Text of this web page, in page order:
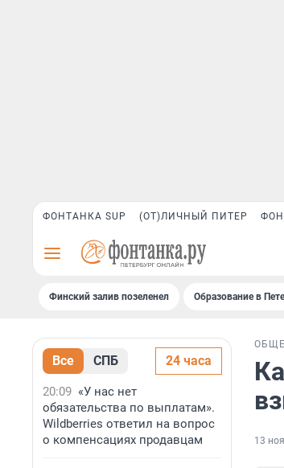
ФОНТАНКА SUP (ОТ)ЛИЧНЫЙ ПИТЕР
Финский залив позеленел Образование в
Все СПБ 24 часа
20:09 «У нас нет
обязательства по выплатам».
Wildberries ответил на вопрос
о компенсациях продавцам
13